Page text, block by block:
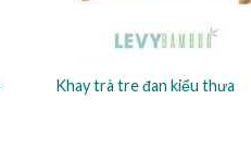
Khay trà tre đan kiểu thưa